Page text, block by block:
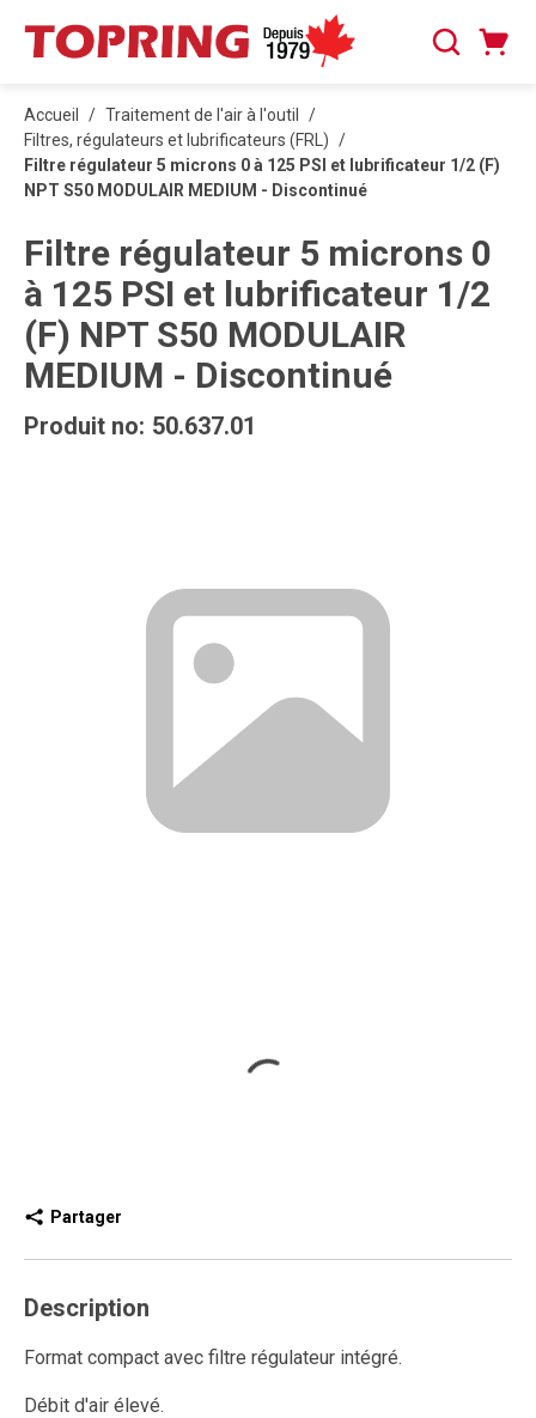
PASSER AU CONTENU PRINCIPAL
Recherche
Accueil / Traitement de l'air à l'outil
/
Filtres, régulateurs et lubrificateurs (FRL) /
Filtre régulateur 5 microns 0 à 125 PSI et lubrificateur 1/2 (F)
NPT S50 MODULAIR MEDIUM - Discontinué
Filtre régulateur 5 microns 0
à 125 PSI et lubrificateur 1/2
(F) NPT S50 MODULAIR
MEDIUM - Discontinué
Produit no: 50.637.01
Partager
Description
Format compact avec filtre régulateur intégré.
Débit d'air élevé.